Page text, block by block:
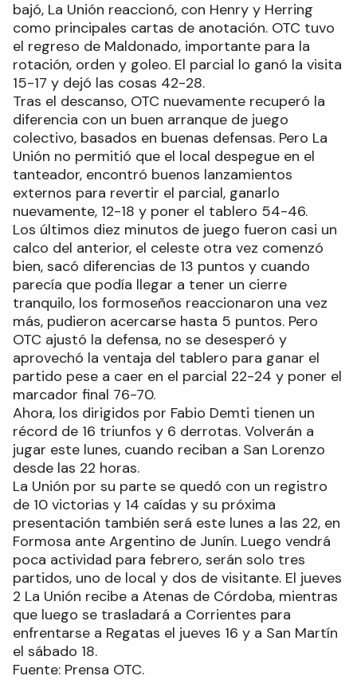
bajó, La Unión reaccionó, con Henry y Herring
como principales cartas de anotación. OTC tuvo
el regreso de Maldonado, importante para la
rotación, orden y goleo. El parcial lo ganó la visita
15-17 y dejó las cosas 42-28.
Tras el descanso, OTC nuevamente recuperó la
diferencia con un buen arranque de juego
colectivo, basados en buenas defensas. Pero La
Unión no permitió que el local despegue en el
tanteador, encontró buenos lanzamientos
externos para revertir el parcial, ganarlo
nuevamente, 12-18 y poner el tablero 54-46.
Los últimos diez minutos de juego fueron casi un
calco del anterior, el celeste otra vez comenzó
bien, sacó diferencias de 13 puntos y cuando
parecía que podía llegar a tener un cierre
tranquilo, los formoseños reaccionaron una vez
más, pudieron acercarse hasta 5 puntos. Pero
OTC ajustó la defensa, no se desesperó y
aprovechó la ventaja del tablero para ganar el
partido pese a caer en el parcial 22-24 y poner el
marcador final 76-70.
Ahora, los dirigidos por Fabio Demti tienen un
récord de 16 triunfos y 6 derrotas. Volverán a
jugar este lunes, cuando reciban a San Lorenzo
desde las 22 horas.
La Unión por su parte se quedó con un registro
de 10 victorias y 14 caídas y su próxima
presentación también será este lunes a las 22, en
Formosa ante Argentino de Junín. Luego vendrá
poca actividad para febrero, serán solo tres
partidos, uno de local y dos de visitante. El jueves
2 La Unión recibe a Atenas de Córdoba, mientras
que luego se trasladará a Corrientes para
enfrentarse a Regatas el jueves 16 y a San Martín
el sábado 18.
Fuente: Prensa OTC.